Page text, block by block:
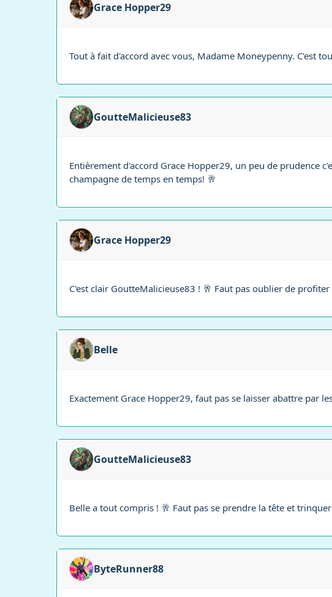
Grace Hopper29
Tout à fait d'accord avec vous, Madame Moneypenny. C'est
GoutteMalicieuse83
Entièrement d'accord Grace Hopper29, un peu de prudence
champagne de temps en temps! 🥂
Grace Hopper29
C'est clair GoutteMalicieuse83 ! 🥂 Faut pas oublier de
Belle
Exactement Grace Hopper29, faut pas se laisser abattre par
GoutteMalicieuse83
Belle a tout compris ! 🥂 Faut pas se prendre la tête et
ByteRunner88